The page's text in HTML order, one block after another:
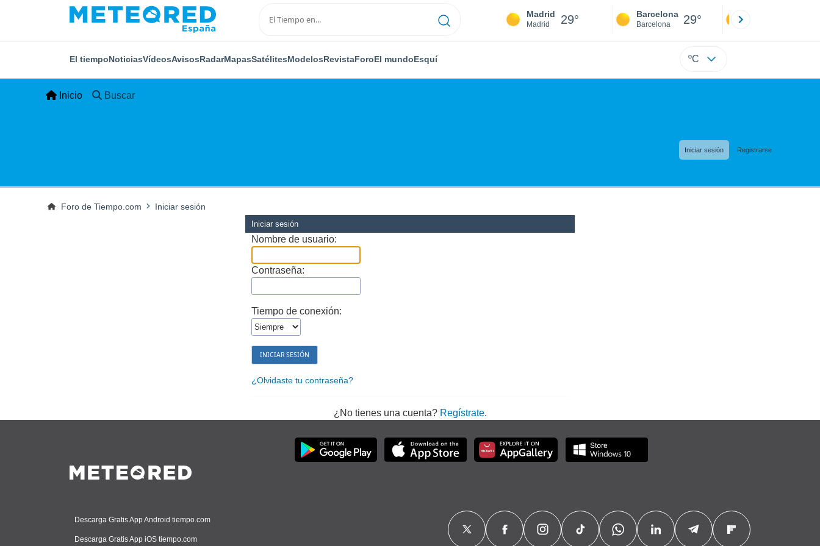
Madrid
Madrid 29° Barcelona
Barcelona 29°
El tiempoNoticiasVídeosAvisosRadarMapasSatélitesModelosRevistaForoEl mundoEsquí ºC
Inicio Buscar
Iniciar sesión Registrarse
Foro de Tiempo.com Iniciar sesión
Iniciar sesión
Nombre de usuario:
Contraseña:
Tiempo de conexión:
¿Olvidaste tu contraseña?
¿No tienes una cuenta? Regístrate.
Descarga Gratis App Android tiempo.com
Descarga Gratis App iOS tiempo.com